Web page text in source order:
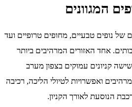
המגוונים
של נופים טבעיים, מחופים טרופיים ועד
אחד האזורים המרהיבים ביותר
קניונים עמוקים בצפון מערב
ואפשרויות לטיולי הליכה, רכיבה
הנוסעת לאורך הקניון.